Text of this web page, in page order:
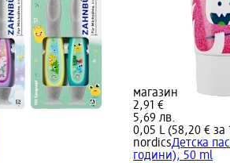
магазин
2,91 €
5,69 лв.
0,05 L (58,20 € за
nordicsДетска
години), 50 ml